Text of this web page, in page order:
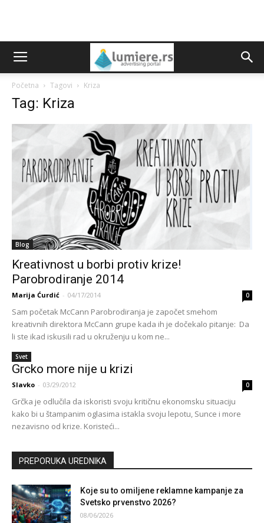
Početna Tagovi Kriza
Tag: Kriza
Blog
Kreativnost u borbi protiv krize!
Parobrodiranje 2014
Marija Ćurdić - 04/17/2014 0
Sam početak McCann Parobrodiranja je započet smehom
kreativnih direktora McCann grupe kada ih je dočekalo pitanje: Da
li ste ikad iskusili rad u okruženju u kom ne...
Svet
Grcko more nije u krizi
Slavko - 03/29/2012 0
Grčka je odlučila da iskoristi svoju kritičnu ekonomsku situaciju
kako bi u štampanim oglasima istakla svoju lepotu, Sunce i more
nezavisno od krize. Koristeći...
PREPORUKA UREDNIKA
Koje su to omiljene reklamne kampanje za
Svetsko prvenstvo 2026?
08/06/2026